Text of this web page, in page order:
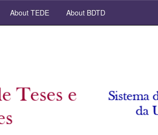
About TEDE About BDTD